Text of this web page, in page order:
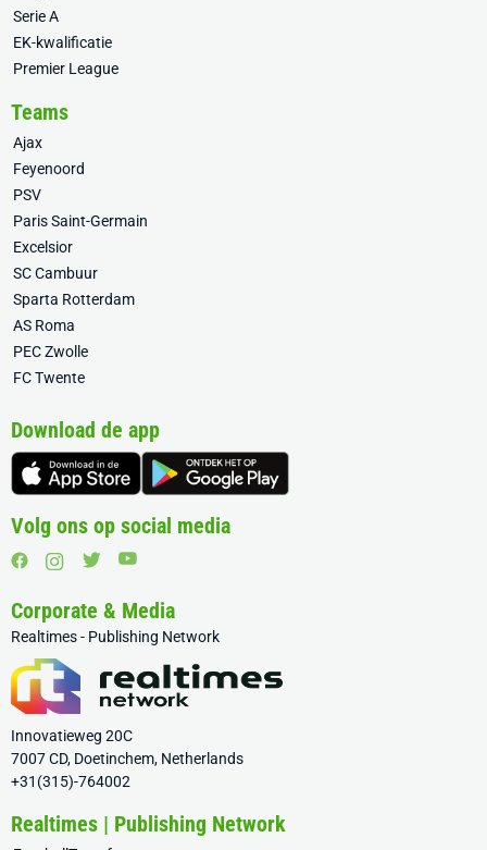
Serie A
EK-kwalificatie
Premier League
Teams
Ajax
Feyenoord
PSV
Paris Saint-Germain
Excelsior
SC Cambuur
Sparta Rotterdam
AS Roma
PEC Zwolle
FC Twente
Download de app
Volg ons op social media
Corporate & Media
Realtimes - Publishing Network
Innovatieweg 20C
7007 CD, Doetinchem, Netherlands
+31(315)-764002
Realtimes | Publishing Network